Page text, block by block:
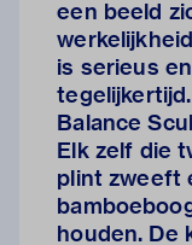
een beeld
is serieus
Balance
Elk zelf die
plint zweeft
houden. De